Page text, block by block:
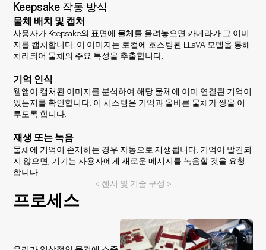
Keepsake 작동 방식
물체 배치 및 캡처
사용자가 Keepsake의 표면에 물체를 올려놓으면 카메라가 그 이미
지를 캡처합니다. 이 이미지는 로컬에 호스팅된 LLaVA 모델을 통해
처리되어 물체의 주요 특성을 추출합니다.
기억 인식
웹앱이 캡처된 이미지를 분석하여 해당 물체에 이미 연결된 기억이
있는지를 확인합니다. 이 시스템은 기억과 올바른 물체가 쌍을 이
루도록 합니다.
재생 또는 녹음
물체에 기억이 존재하는 경우 자동으로 재생됩니다. 기억이 발견되
지 않으면, 기기는 사용자에게 새로운 메시지를 녹음할 것을 요청
합니다.
< 센서 및 기술 구성 >
프로세스